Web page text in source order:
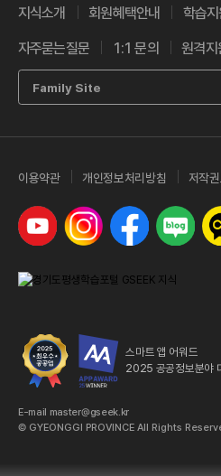
지식소개 회원혜택안내 학습
자주묻는질문 1:1 문의 원격지
Family Site
이용약관 개인정보처리방침 저작
유튜브 인스타그램 페이스북 네이버 블로그
카
스마트 앱 어워드
2025 공공정보분야
E-mail master@gseek.kr
© GYEONGGI PROVINCE All Rights